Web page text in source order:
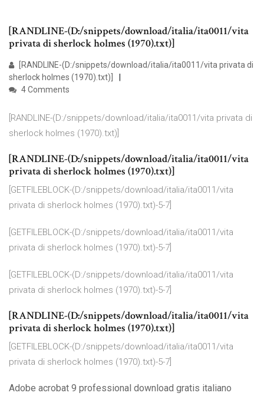
[RANDLINE-(D:/snippets/download/italia/ita0011/vita
privata di sherlock holmes (1970).txt)]
[RANDLINE-(D:/snippets/download/italia/ita0011/vita privata di
sherlock holmes (1970).txt)]
4 Comments
[RANDLINE-(D:/snippets/download/italia/ita0011/vita privata di
sherlock holmes (1970).txt)]
[RANDLINE-(D:/snippets/download/italia/ita0011/vita
privata di sherlock holmes (1970).txt)]
[GETFILEBLOCK-(D:/snippets/download/italia/ita0011/vita
privata di sherlock holmes (1970).txt)-5-7]
[GETFILEBLOCK-(D:/snippets/download/italia/ita0011/vita
privata di sherlock holmes (1970).txt)-5-7]
[GETFILEBLOCK-(D:/snippets/download/italia/ita0011/vita
privata di sherlock holmes (1970).txt)-5-7]
[RANDLINE-(D:/snippets/download/italia/ita0011/vita
privata di sherlock holmes (1970).txt)]
[GETFILEBLOCK-(D:/snippets/download/italia/ita0011/vita
privata di sherlock holmes (1970).txt)-5-7]
Adobe acrobat 9 professional download gratis italiano